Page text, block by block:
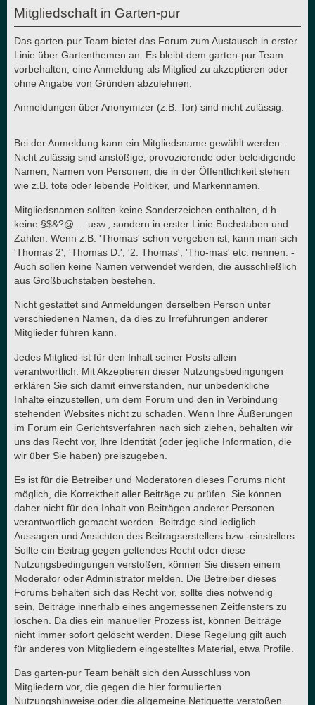
Mitgliedschaft in Garten-pur
Das garten-pur Team bietet das Forum zum Austausch in erster
Linie über Gartenthemen an. Es bleibt dem garten-pur Team
vorbehalten, eine Anmeldung als Mitglied zu akzeptieren oder
ohne Angabe von Gründen abzulehnen.
Anmeldungen über Anonymizer (z.B. Tor) sind nicht zulässig.
Bei der Anmeldung kann ein Mitgliedsname gewählt werden.
Nicht zulässig sind anstößige, provozierende oder beleidigende
Namen, Namen von Personen, die in der Öffentlichkeit stehen
wie z.B. tote oder lebende Politiker, und Markennamen.
Mitgliedsnamen sollten keine Sonderzeichen enthalten, d.h.
keine §$&?@ ... usw., sondern in erster Linie Buchstaben und
Zahlen. Wenn z.B. 'Thomas' schon vergeben ist, kann man sich
'Thomas 2', 'Thomas D.', '2. Thomas', 'Tho-mas' etc. nennen. -
Auch sollen keine Namen verwendet werden, die ausschließlich
aus Großbuchstaben bestehen.
Nicht gestattet sind Anmeldungen derselben Person unter
verschiedenen Namen, da dies zu Irreführungen anderer
Mitglieder führen kann.
Jedes Mitglied ist für den Inhalt seiner Posts allein
verantwortlich. Mit Akzeptieren dieser Nutzungsbedingungen
erklären Sie sich damit einverstanden, nur unbedenkliche
Inhalte einzustellen, um dem Forum und den in Verbindung
stehenden Websites nicht zu schaden. Wenn Ihre Äußerungen
im Forum ein Gerichtsverfahren nach sich ziehen, behalten wir
uns das Recht vor, Ihre Identität (oder jegliche Information, die
wir über Sie haben) preiszugeben.
Es ist für die Betreiber und Moderatoren dieses Forums nicht
möglich, die Korrektheit aller Beiträge zu prüfen. Sie können
daher nicht für den Inhalt von Beiträgen anderer Personen
verantwortlich gemacht werden. Beiträge sind lediglich
Aussagen und Ansichten des Beitragserstellers bzw -einstellers.
Sollte ein Beitrag gegen geltendes Recht oder diese
Nutzungsbedingungen verstoßen, können Sie diesen einem
Moderator oder Administrator melden. Die Betreiber dieses
Forums behalten sich das Recht vor, sollte dies notwendig
sein, Beiträge innerhalb eines angemessenen Zeitfensters zu
löschen. Da dies ein manueller Prozess ist, können Beiträge
nicht immer sofort gelöscht werden. Diese Regelung gilt auch
für anderes von Mitgliedern eingestelltes Material, etwa Profile.
Das garten-pur Team behält sich den Ausschluss von
Mitgliedern vor, die gegen die hier formulierten
Nutzungshinweise oder die allgemeine Netiquette verstoßen.